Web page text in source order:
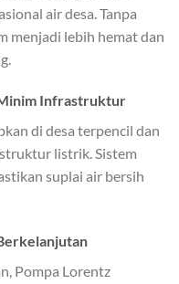
air desa. Tanpa
menjadi lebih hemat dan
Infrastruktur
di desa terpencil dan
listrik. Sistem
suplai air bersih
Pompa Lorentz